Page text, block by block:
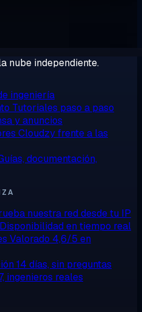
nube independiente.
ingeniería
Tutoriales paso a paso
y anuncios
Cloudzy frente a las
documentación,
nuestra red desde tu IP
Disponibilidad en tiempo real
Valorado 4,6/5 en
14 días, sin preguntas
ingenieros reales